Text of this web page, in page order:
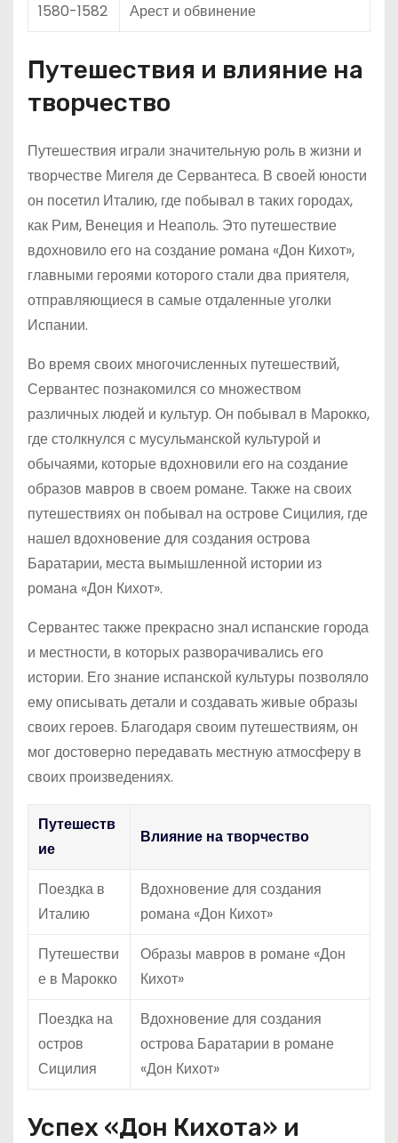
1580-1582
Арест и обвинение
Путешествия и влияние на
творчество
Путешествия играли значительную роль в жизни и
творчестве Мигеля де Сервантеса. В своей юности
он посетил Италию, где побывал в таких городах,
как Рим, Венеция и Неаполь. Это путешествие
вдохновило его на создание романа «Дон Кихот»,
главными героями которого стали два приятеля,
отправляющиеся в самые отдаленные уголки
Испании.
Во время своих многочисленных путешествий,
Сервантес познакомился со множеством
различных людей и культур. Он побывал в Марокко,
где столкнулся с мусульманской культурой и
обычаями, которые вдохновили его на создание
образов мавров в своем романе. Также на своих
путешествиях он побывал на острове Сицилия, где
нашел вдохновение для создания острова
Баратарии, места вымышленной истории из
романа «Дон Кихот».
Сервантес также прекрасно знал испанские города
и местности, в которых разворачивались его
истории. Его знание испанской культуры позволяло
ему описывать детали и создавать живые образы
своих героев. Благодаря своим путешествиям, он
мог достоверно передавать местную атмосферу в
своих произведениях.
Путешеств
ие
Влияние на творчество
Поездка в
Италию
Вдохновение для создания
романа «Дон Кихот»
Путешестви
е в Марокко
Образы мавров в романе «Дон
Кихот»
Поездка на
остров
Сицилия
Вдохновение для создания
острова Баратарии в романе
«Дон Кихот»
Успех «Дон Кихота» и